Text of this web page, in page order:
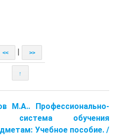
<< >>
↑
М.А.. Профессионально-
система обучения
Учебное пособие. /